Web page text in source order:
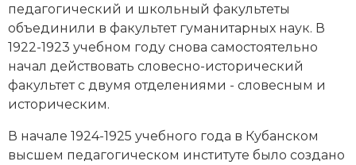
педагогический и школьный факультеты
объединили в факультет гуманитарных наук. В
1922-1923 учебном году снова самостоятельно
начал действовать словесно-исторический
факультет с двумя отделениями - словесным и
историческим.
В начале 1924-1925 учебного года в Кубанском
высшем педагогическом институте было создано